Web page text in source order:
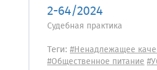
2-64/2024
Судебная практика
Теги: #Ненадлежащее
#Общественное питание